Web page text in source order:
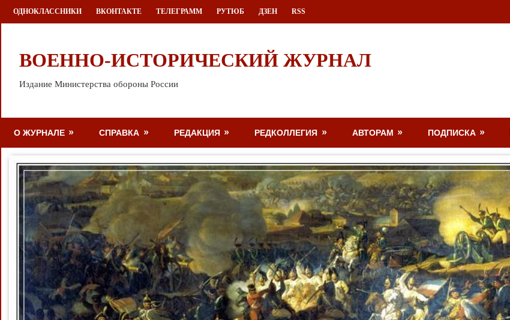
Перейти
к
ОДНОКЛАССНИКИ ВКОНТАКТЕ ТЕЛЕГРАММ РУТЮБ ДЗЕН RSS
ВОЕННО-ИСТОРИЧЕСКИЙ ЖУРНАЛ
Издание Министерства обороны России
О ЖУРНАЛЕ СПРАВКА РЕДАКЦИЯ РЕДКОЛЛЕГИЯ АВТОРАМ ПОДПИСКА